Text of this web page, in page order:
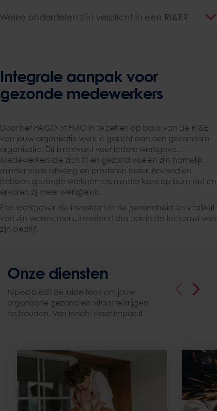
Welke onderdelen zijn verplicht in een RI&E?
Integrale aanpak voor
gezonde medewerkers
Door het PAGO of PMO in te zetten op basis van de RI&E
van jouw organisatie werk je gericht aan een gezondere
organisatie. Dit is relevant voor iedere werkgever.
Medewerkers die zich fit en gezond voelen zijn namelijk
minder vaak afwezig en presteren beter. Bovendien
hebben gezonde werknemers minder kans op burn-out en
ervaren zij meer werkgeluk.
Een werkgever die investeert in de gezondheid en vitaliteit
van zijn werknemers, investeert dus ook in de toekomst van
zijn bedrijf.
Onze diensten
Niped biedt de juiste tools om jouw
organisatie gezond en vitaal te krijgen
en houden. Van inzicht naar impact!